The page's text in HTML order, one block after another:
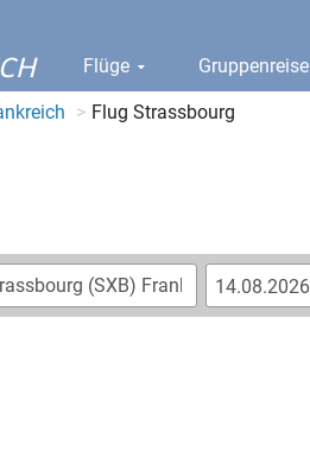
Flüge Gruppenreise
Flug Strassbourg